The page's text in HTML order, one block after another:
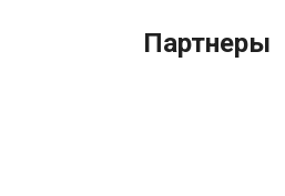
Партнеры